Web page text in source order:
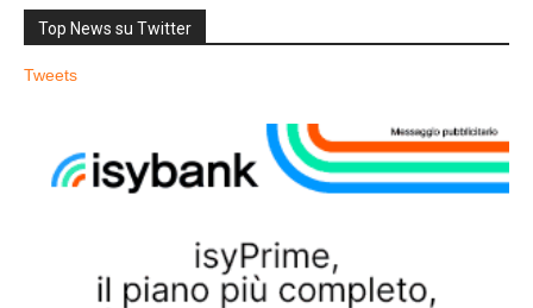
Top News su Twitter
Tweets